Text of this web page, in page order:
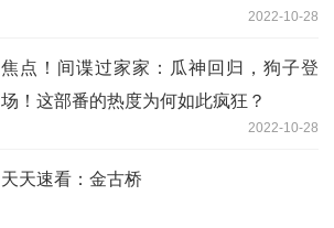
2022-10-28
焦点！间谍过家家：瓜神回归，狗子登
场！这部番的热度为何如此疯狂？
2022-10-28
天天速看：金古桥